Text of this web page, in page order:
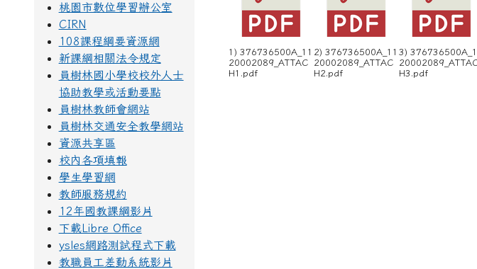
桃園市數位學習辦公室
CIRN
108課程綱要資源網
新課綱相關法令規定
員樹林國小學校校外人士
協助教學或活動要點
員樹林教師會網站
員樹林交通安全教學網站
資源共享區
校內各項填報
學生學習網
教師服務規約
12年國教課綱影片
下載Libre Office
ysles網路測試程式下載
教職員工差勤系統影片
1) 376736500A_11
20002089_ATTAC
H1.pdf
2) 376736500A_11
20002089_ATTAC
H2.pdf
3)
H3.pdf